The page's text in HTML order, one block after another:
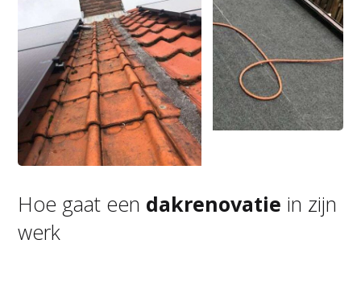
Hoe gaat een dakrenovatie in zijn
werk